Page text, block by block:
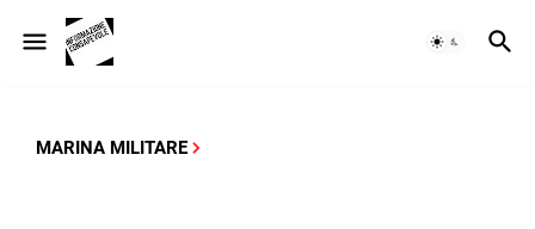
MARINA MILITARE